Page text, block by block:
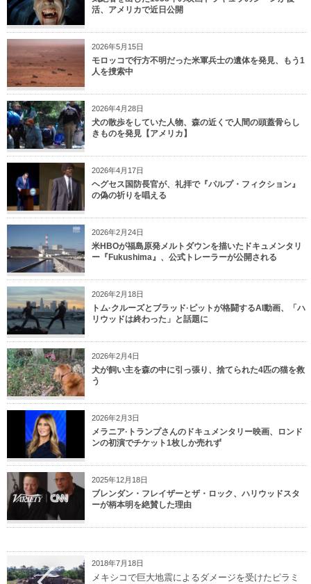
活、アメリカで近日公開
2026年5月15日
モロッコで行方不明だった米軍兵士の遺体を発見、もう1
人を捜索中
2026年4月28日
犬の散歩をしていた人物、森の近くで人間の頭蓋骨らし
きものを発見【アメリカ】
2026年4月17日
ヘグセス国防長官が、礼拝で『パルプ・フィクション』
の偽の祈りを唱える
2026年2月24日
米HBOが福島原発メルトダウンを描いたドキュメンタリ
ー『Fukushima』、公式トレーラーが公開される
2026年2月18日
トム·クルーズとブラッド·ピットが格闘するAI動画、「ハ
リウッドは終わった」と話題に
2026年2月4日
犬が飼い主を森の中に引っ張り、捨てられた4匹の猫を救
う
2026年2月3日
メラニア·トランプさんのドキュメンタリー映画、ロンド
ンの初演でチケット1枚しか売れず
2025年12月18日
ブレンダン・フレイザーとザ・ロック、ハリウッドスタ
ーが柄本明を絶賛した理由
2018年7月18日
メキシコで巨大地震によるダメージを受けたピラミ